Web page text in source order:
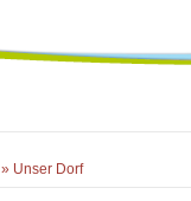
» Unser Dorf